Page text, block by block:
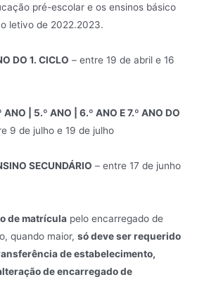
pré-escolar e os ensinos básico
letivo de 2022.2023.
DO 1. CICLO – entre 19 de abril e 16
| 5.º ANO | 6.º ANO E 7.º ANO DO
9 de julho e 19 de julho
SECUNDÁRIO – entre 17 de junho
de matrícula pelo encarregado de
quando maior,só deve ser requerido
de estabelecimento,
de encarregado de